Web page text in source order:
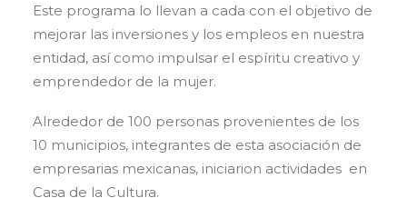
Este programa lo llevan a cada con el objetivo de
mejorar las inversiones y los empleos en nuestra
entidad, así como impulsar el espíritu creativo y
emprendedor de la mujer.
Alrededor de 100 personas provenientes de los
10 municipios, integrantes de esta asociación de
empresarias mexicanas, iniciarion actividades en
Casa de la Cultura.